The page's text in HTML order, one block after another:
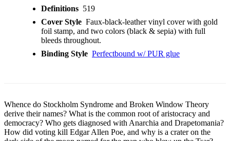
Definitions 519
Cover Style Faux-black-leather vinyl cover with gold
foil stamp, and two colors (black & sepia) with full
bleeds throughout.
Binding Style Perfectbound w/ PUR glue
Whence do Stockholm Syndrome and Broken Window Theory
derive their names? What is the common root of aristocracy and
democracy? Who gets diagnosed with Anarchia and Drapetomania?
How did voting kill Edgar Allen Poe, and why is a crater on the